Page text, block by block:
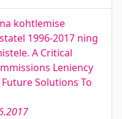
kohtlemise
1996-2017 ning
A Critical
Leniency
Solutions To